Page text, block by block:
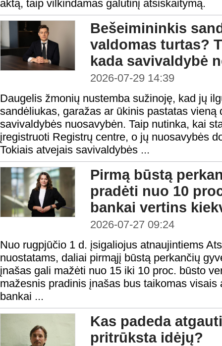
aktą, taip vilkindamas galutinį atsiskaitymą.
Bešeimininkis
valdomas turtas?
kada savivaldybė
2026-07-29 14:39
Daugelis žmonių nustemba sužinoję, kad jų
sandėliukas, garažas ar ūkinis pastatas vieną
savivaldybės nuosavybėn. Taip nutinka, kai
įregistruoti Registrų centre, o jų nuosavybės
Tokiais atvejais savivaldybės ...
Pirmą būstą
pradėti nuo 10
bankai vertins
2026-07-27 09:24
Nuo rugpjūčio 1 d. įsigaliojus atnaujintiems
nuostatams, daliai pirmąjį būstą perkančių
įnašas gali mažėti nuo 15 iki 10 proc. būsto
mažesnis pradinis įnašas bus taikomas
bankai ...
Kas padeda
pritrūksta idėjų?